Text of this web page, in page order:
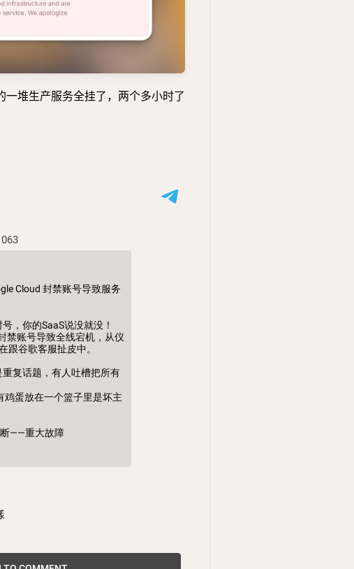
堆生产服务全挂了，两个多小时了